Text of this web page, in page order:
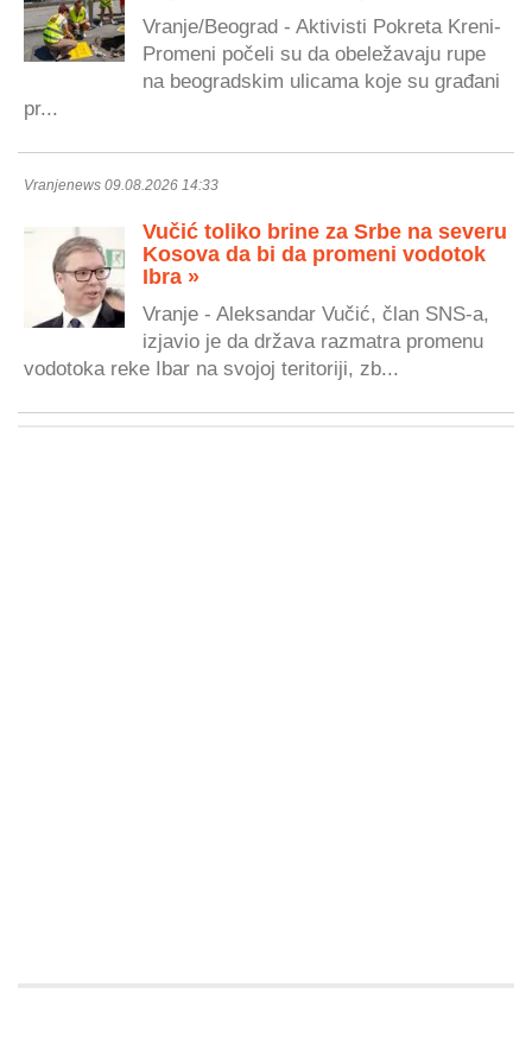
Vranje/Beograd - Aktivisti Pokreta Kreni-
Promeni počeli su da obeležavaju rupe
na beogradskim ulicama koje su građani
pr...
Vranjenews 09.08.2026 14:33
Vučić toliko brine za Srbe na severu
Kosova da bi da promeni vodotok
Ibra »
Vranje - Aleksandar Vučić, član SNS-a,
izjavio je da država razmatra promenu
vodotoka reke Ibar na svojoj teritoriji, zb...